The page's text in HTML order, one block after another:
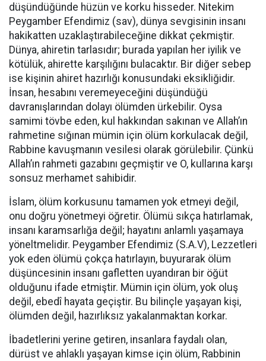
düşündüğünde hüzün ve korku hisseder. Nitekim
Peygamber Efendimiz (sav), dünya sevgisinin insanı
hakikatten uzaklaştırabileceğine dikkat çekmiştir.
Dünya, ahiretin tarlasıdır; burada yapılan her iyilik ve
kötülük, ahirette karşılığını bulacaktır. Bir diğer sebep
ise kişinin ahiret hazırlığı konusundaki eksikliğidir.
İnsan, hesabını veremeyeceğini düşündüğü
davranışlarından dolayı ölümden ürkebilir. Oysa
samimi tövbe eden, kul hakkından sakınan ve Allah’ın
rahmetine sığınan mümin için ölüm korkulacak değil,
Rabbine kavuşmanın vesilesi olarak görülebilir. Çünkü
Allah’ın rahmeti gazabını geçmiştir ve O, kullarına karşı
sonsuz merhamet sahibidir.
İslam, ölüm korkusunu tamamen yok etmeyi değil,
onu doğru yönetmeyi öğretir. Ölümü sıkça hatırlamak,
insanı karamsarlığa değil; hayatını anlamlı yaşamaya
yöneltmelidir. Peygamber Efendimiz (S.A.V), Lezzetleri
yok eden ölümü çokça hatırlayın, buyurarak ölüm
düşüncesinin insanı gafletten uyandıran bir öğüt
olduğunu ifade etmiştir. Mümin için ölüm, yok oluş
değil, ebedî hayata geçiştir. Bu bilinçle yaşayan kişi,
ölümden değil, hazırlıksız yakalanmaktan korkar.
İbadetlerini yerine getiren, insanlara faydalı olan,
dürüst ve ahlaklı yaşayan kimse için ölüm, Rabbinin